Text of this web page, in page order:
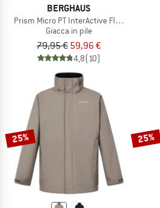
BERGHAUS
Prism Micro PT InterActive Fleece Jacket
Giacca in pile
79,95 € 59,96 €
4,8(10)
25% 25%